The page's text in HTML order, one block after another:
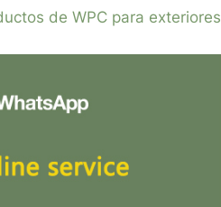
de WPC para exteriores